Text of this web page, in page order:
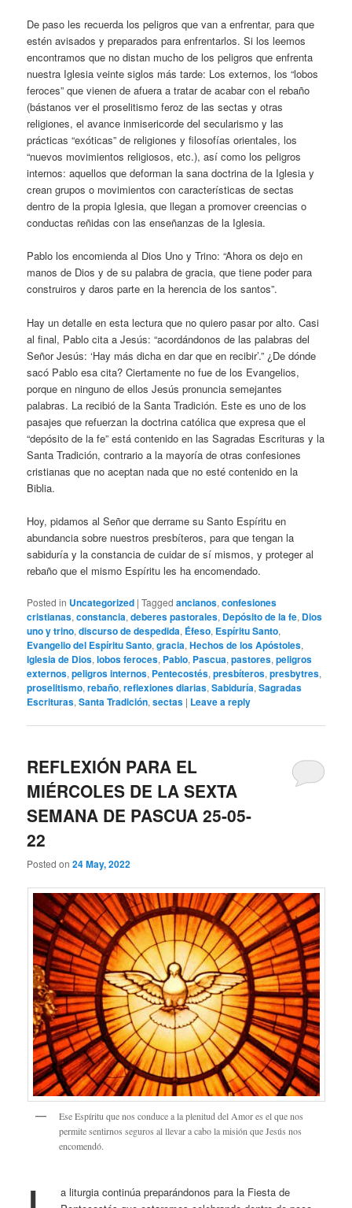
De paso les recuerda los peligros que van a enfrentar, para que
estén avisados y preparados para enfrentarlos. Si los leemos
encontramos que no distan mucho de los peligros que enfrenta
nuestra Iglesia veinte siglos más tarde: Los externos, los “lobos
feroces” que vienen de afuera a tratar de acabar con el rebaño
(bástanos ver el proselitismo feroz de las sectas y otras
religiones, el avance inmisericorde del secularismo y las
prácticas “exóticas” de religiones y filosofías orientales, los
“nuevos movimientos religiosos, etc.), así como los peligros
internos: aquellos que deforman la sana doctrina de la Iglesia y
crean grupos o movimientos con características de sectas
dentro de la propia Iglesia, que llegan a promover creencias o
conductas reñidas con las enseñanzas de la Iglesia.
Pablo los encomienda al Dios Uno y Trino: “Ahora os dejo en
manos de Dios y de su palabra de gracia, que tiene poder para
construiros y daros parte en la herencia de los santos”.
Hay un detalle en esta lectura que no quiero pasar por alto. Casi
al final, Pablo cita a Jesús: “acordándonos de las palabras del
Señor Jesús: ‘Hay más dicha en dar que en recibir’.” ¿De dónde
sacó Pablo esa cita? Ciertamente no fue de los Evangelios,
porque en ninguno de ellos Jesús pronuncia semejantes
palabras. La recibió de la Santa Tradición. Este es uno de los
pasajes que refuerzan la doctrina católica que expresa que el
“depósito de la fe” está contenido en las Sagradas Escrituras y la
Santa Tradición, contrario a la mayoría de otras confesiones
cristianas que no aceptan nada que no esté contenido en la
Biblia.
Hoy, pidamos al Señor que derrame su Santo Espíritu en
abundancia sobre nuestros presbíteros, para que tengan la
sabiduría y la constancia de cuidar de sí mismos, y proteger al
rebaño que el mismo Espíritu les ha encomendado.
Posted in Uncategorized |Tagged ancianos,confesiones
cristianas,constancia,deberes pastorales, Depósito de la fe, Dios
uno y trino,discurso de despedida, Éfeso, Espíritu Santo,
Evangelio del Espíritu Santo,gracia,Hechos de los Apóstoles,
Iglesia de Dios,lobos feroces, Pablo, Pascua,pastores,peligros
externos,peligros internos, Pentecostés,presbíteros,presbytres,
proselitismo,rebaño,reflexiones diarias,Sabiduría,Sagradas
Escrituras,Santa Tradición,sectas | Leave a reply
REFLEXIÓN PARA EL
MIÉRCOLES DE LA SEXTA
SEMANA DE PASCUA 25-05-
22
Posted on24 May, 2022
Ese Espíritu que nos conduce a la plenitud del Amor es el que nos
permite sentirnos seguros al llevar a cabo la misión que Jesús nos
encomendó.
a liturgia continúa preparándonos para la Fiesta de